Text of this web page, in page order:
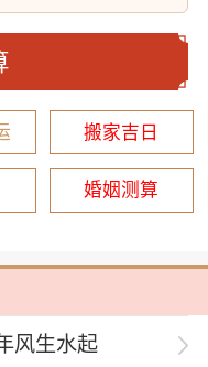
搬家吉日
婚姻测算
风生水起